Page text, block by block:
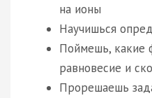
на ионы
Научишься
Поймешь, какие
равновесие и
Прорешаешь